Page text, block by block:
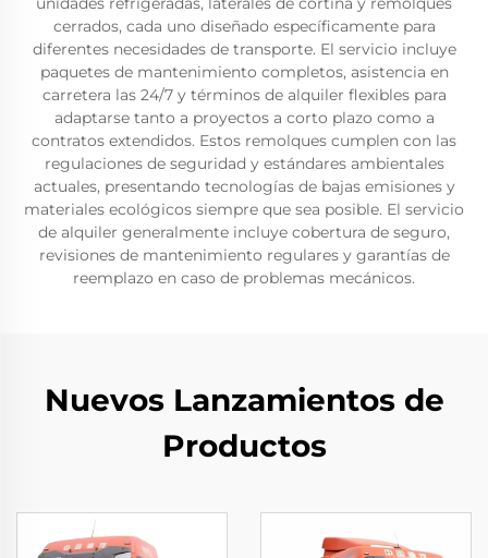
cerrados, cada uno diseñado específicamente para
diferentes necesidades de transporte. El servicio incluye
paquetes de mantenimiento completos, asistencia en
carretera las 24/7 y términos de alquiler flexibles para
adaptarse tanto a proyectos a corto plazo como a
contratos extendidos. Estos remolques cumplen con las
regulaciones de seguridad y estándares ambientales
actuales, presentando tecnologías de bajas emisiones y
materiales ecológicos siempre que sea posible. El servicio
de alquiler generalmente incluye cobertura de seguro,
revisiones de mantenimiento regulares y garantías de
reemplazo en caso de problemas mecánicos.
Nuevos Lanzamientos de
Productos